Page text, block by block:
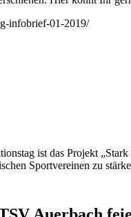
infobrief-01-2019/
ist das Projekt
Sportvereinen zu